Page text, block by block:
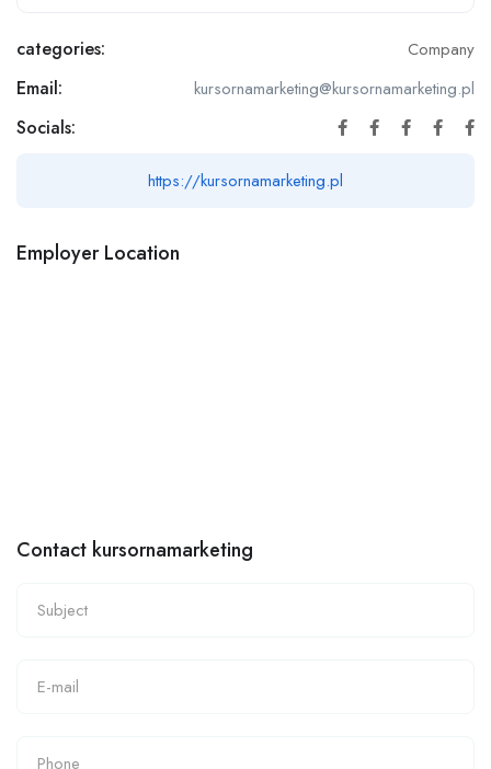
categories: Company
Email: kursornamarketing@kursornamarketing.pl
Socials:
https://kursornamarketing.pl
Employer Location
Contact kursornamarketing